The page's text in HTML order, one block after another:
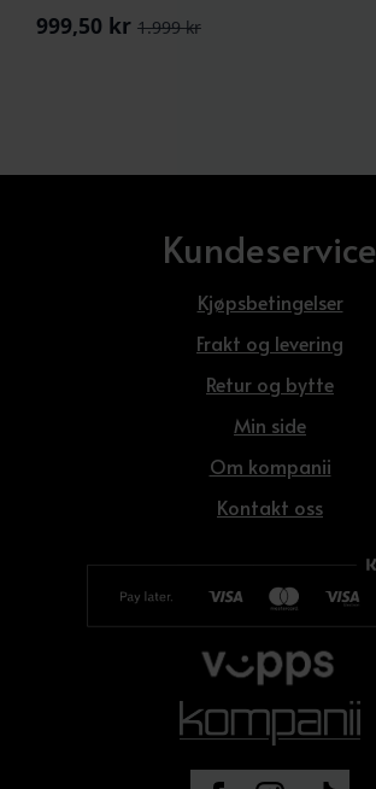
1.999kr
Opprinnelig
999,50 kr
Nåværende
Kundeservice
Kjøpsbetingelser
Frakt og levering
Retur og bytte
Min side
Om kompanii
Kontakt oss